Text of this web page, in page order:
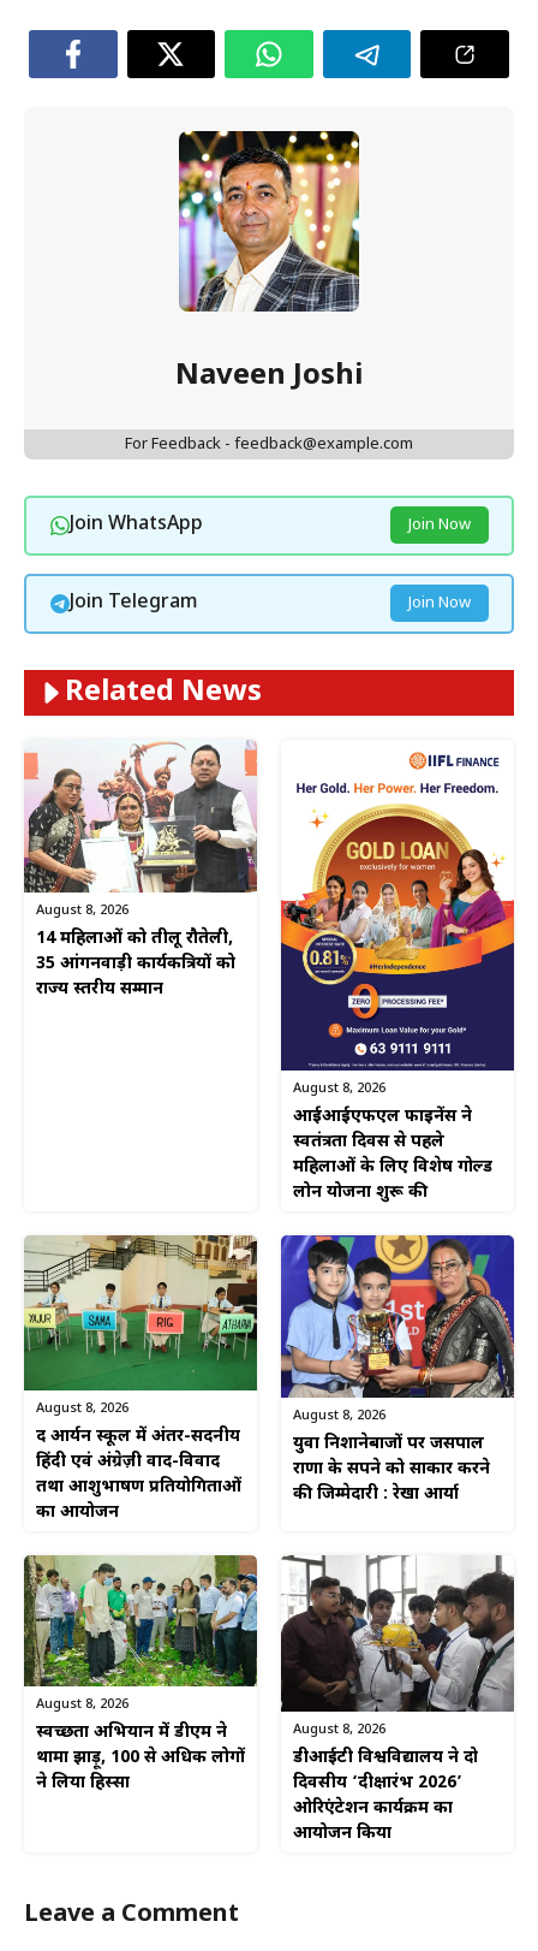
Naveen Joshi
For Feedback - feedback@example.com
Join WhatsApp Join Now
Join Telegram Join Now
Related News
August 8, 2026
14 महिलाओं को तीलू रौतेली,
35 आंगनवाड़ी कार्यकत्रियों को
राज्य स्तरीय सम्मान
August 8, 2026
आईआईएफएल फाइनेंस ने
स्वतंत्रता दिवस से पहले
महिलाओं के लिए विशेष गोल्ड
लोन योजना शुरू की
August 8, 2026
द आर्यन स्कूल में अंतर-सदनीय
हिंदी एवं अंग्रेज़ी वाद-विवाद
तथा आशुभाषण प्रतियोगिताओं
का आयोजन
August 8, 2026
युवा निशानेबाजों पर जसपाल
राणा के सपने को साकार करने
की जिम्मेदारी : रेखा आर्या
August 8, 2026
स्वच्छता अभियान में डीएम ने
थामा झाड़ू, 100 से अधिक लोगों
ने लिया हिस्सा
August 8, 2026
डीआईटी विश्वविद्यालय ने दो
दिवसीय ‘दीक्षारंभ 2026’
ओरिएंटेशन कार्यक्रम का
आयोजन किया
Leave a Comment